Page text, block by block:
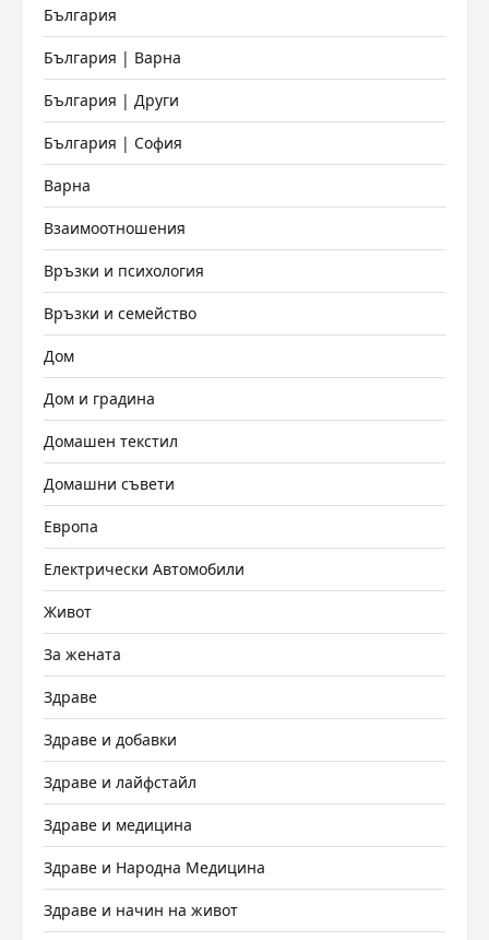
България
България | Варна
България | Други
България | София
Варна
Взаимоотношения
Връзки и психология
Връзки и семейство
Дом
Дом и градина
Домашен текстил
Домашни съвети
Европа
Електрически Автомобили
Живот
За жената
Здраве
Здраве и добавки
Здраве и лайфстайл
Здраве и медицина
Здраве и Народна Медицина
Здраве и начин на живот